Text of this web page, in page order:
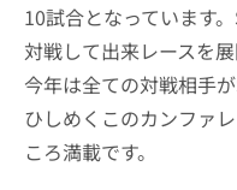
10試合となっています
対戦して出来レースを
今年は全ての対戦相手
ひしめくこのカンファ
ころ満載です。